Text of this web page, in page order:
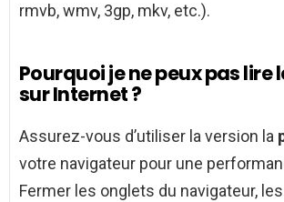
rmvb, wmv, 3gp, mkv, etc.).
Pourquoi je ne peux pas lire
sur Internet ?
Assurez-vous d’utiliser la version la
votre navigateur pour une
Fermer les onglets du navigateur,